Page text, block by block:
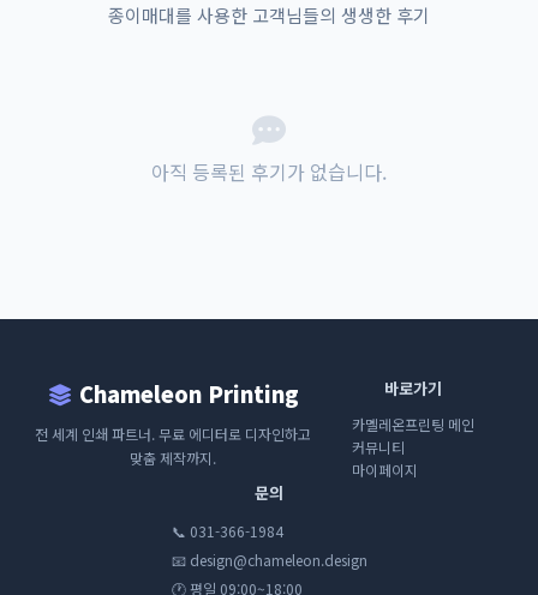
종이매대를 사용한 고객님들의 생생한 후기
아직 등록된 후기가 없습니다.
Chameleon Printing
전 세계 인쇄 파트너. 무료 에디터로 디자인하고
맞춤 제작까지.
바로가기
카멜레온프린팅 메인
커뮤니티
마이페이지
문의
📞 031-366-1984
📧 design@chameleon.design
🕐 평일 09:00~18:00